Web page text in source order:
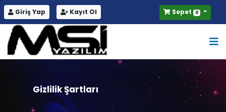
Giriş Yap Kayıt Ol Sepet 0
Gizlilik Şartları